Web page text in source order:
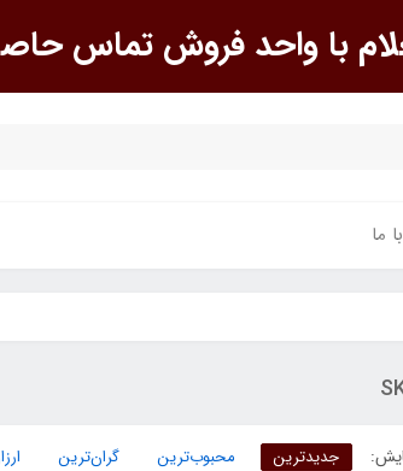
با واحد فروش تماس
ما
جدیدترین محبوب‌ترین گران‌ترین